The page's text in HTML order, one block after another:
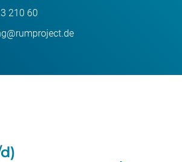
210 60